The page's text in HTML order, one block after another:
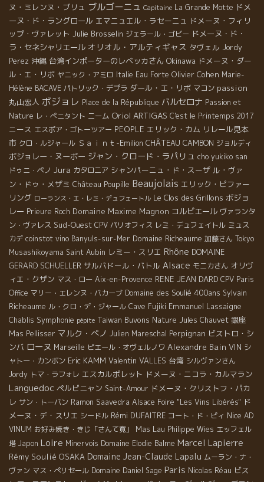
ヌ・ミレンヌ・ブリュ ブルゴーニュ Capitaine La Grande Motte ドメ
ーヌ・ド・ラングロール エマニュエル・ラセーニュ ドメーヌ・フィリ
ップ・ヴァレット Julie Brosselin ジェラール・ゴビー ドメーヌ・ド・
ラ・セネシャリエール オリオル・アルティギャス タヴェル Jordy
Perez 沖縄 台湾インポーターのレベッカさん Okinawa ドメーヌ・ダー
ル・エ・リボ ヤニック・アミロ Italie Eau Forte Olivier Cohen Marie-
Hélène BACAVE パトリック・デプラ ダール・エ・リボ マコン passion
丸山宏人 ボジョレ Place de la République バルセロナ Passion et
Nature レ・ぺニタント ニーム Oriol ARTIGAS C'est le Printemps 2017
ニース エスポア・ゴトーツアー PEOPLE エリック・カム リレール見本
市 クロ・ルジャール Ｓａｉｎｔ-Emilion CHÂTEAU CAMBON ジョルディ
ボジョレー・ヌーボー ジャン・クロード・ラパリュ cho yukiko san
ドゥニ・ペノ Jura カタロニア シャンパーニュ・ド・スーザ ル・ヴァ
ン・ドゥ・メザミ Château Poupille Beaujolais エリック・ピファー
リング ローランス・エ・レミ・デュフェートル Le Clos des Grillons ボジョ
レー Prieure Roch Domaine Maxime Magnon コルビエール ヴァランタ
ン・ヴァレス Sud-Ouest CPV パリオフィス レミ・デュフェイトル ミュス
カデ coinstot vino Banyuls-sur-Mer Domaine Richeaume 加藤さん Tokyo
Musashikoyama Saint Aubin レミー・スリエ Rhône DOMAINE
GERARD SCHUELLER サルバドール・バトル Alsace モニカさん オリヴ
ィエ・クザン マス・ロー Aix-en-Provence RENE JEAN DARD CPV Paris
Office マリー・エレンヌ・バカーブ Domaine des Soulié 400ans Sylvain
Richeaume ル・クロ・デ・ジャール Cave Fujiki Emmanuel Lassaigne
Chablis Symphonie pépite Taiwan Buvons Nature Jules Chauvet 銀座
Mas Pellisser マルク・ぺノ Julien Mareschal Perpignan ビストロ・シ
ンバ ローヌ Marseille ピエール・オヴェルノワ Alexandre Bain VIN シ
ャトー・カンボン Eric KAMM Valentin VALLES 台湾 シルヴァンさん
Jordy トマ・ラフォレ エスカルポレット ドメーヌ・ニコラ・カルマラン
Languedoc ペルピニャン Saint-Amour ドメーヌ・クリストフ・パカ
レ サン・トーバン Ramon Saavedra Alsace Foire "Les Vins Libérés" ド
メーヌ・デ・スリエ シードル Rémi DUFAITRE コート・ド・ピィ Nice AD
VINUM お好み焼き・きじ「さんて寛」 Mas Lau Philippe Wies エッフェル
塔 Japon Loire Minervois Domaine Elodie Balme Marcel Lapierre
Rémy Soulié OSAKA Domaine Jean-Claude Lapalu ムーラン・ナ・
ヴァン マス・ぺリセール Domaine Daniel Sage Paris Nicolas Réau ビス